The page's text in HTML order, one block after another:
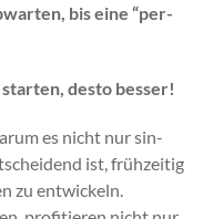
bis eine “per­
desto bess­er!
es nicht nur sin­
ist, frühzeit­ig
zu entwick­eln.